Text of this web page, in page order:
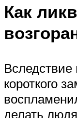
Как
Вследствие
короткого
делать